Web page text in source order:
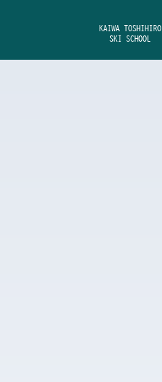
ス
KAIWA TOSHIHIRO
SKI SCHOOL